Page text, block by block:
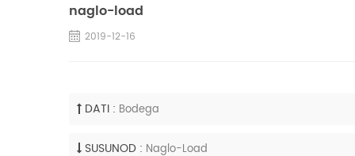
naglo-load
2019-12-16
DATI : Bodega
SUSUNOD : Naglo-Load